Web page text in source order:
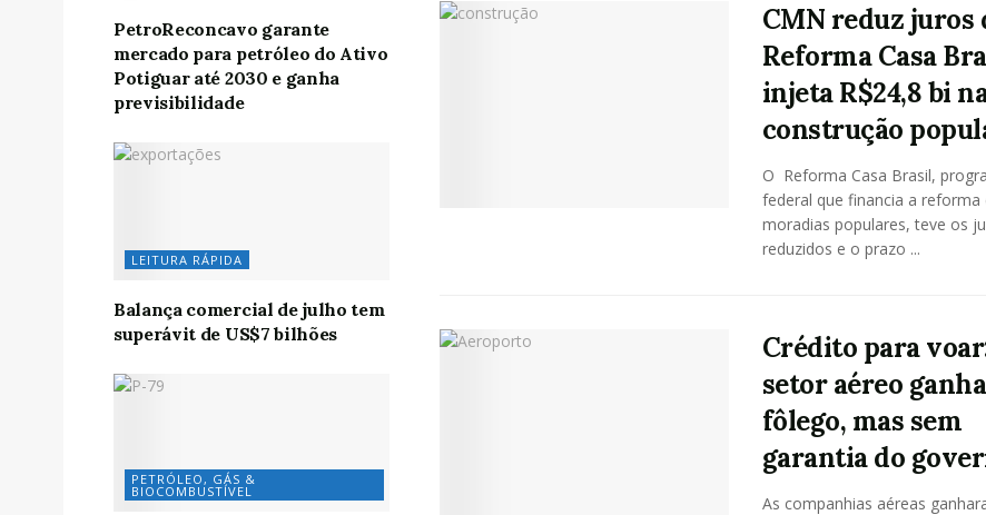
CMN reduz juros
Reforma Casa
injeta R$24,8 bi
construção
O Reforma Casa Brasil,
federal que financia a reforma
moradias populares, teve os
reduzidos e o prazo ...
Crédito para
setor aéreo ganha
fôlego, mas sem
garantia do
As companhias aéreas
PetroReconcavo garante
mercado para petróleo do Ativo
Potiguar até 2030 e ganha
previsibilidade
LEITURA RÁPIDA
Balança comercial de julho tem
superávit de US$7 bilhões
PETRÓLEO, GÁS &
BIOCOMBUSTÍVEL